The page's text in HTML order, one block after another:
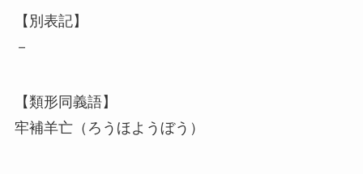
【別表記】
－
【類形同義語】
牢補羊亡（ろうほようぼう）